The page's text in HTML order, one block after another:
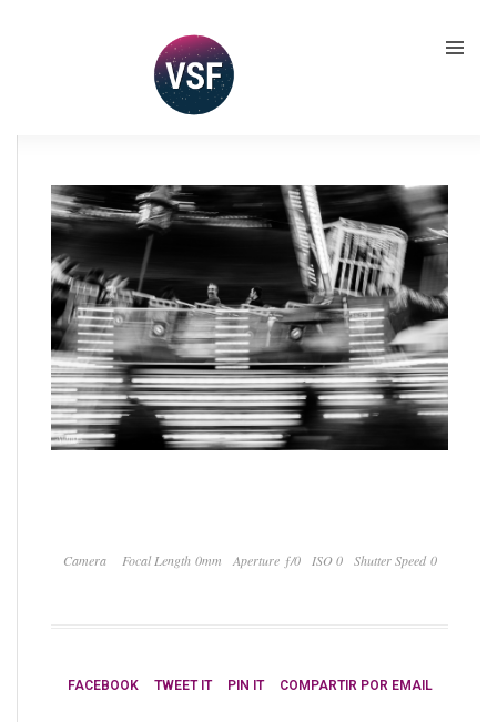
Camera Focal Length 0mm Aperture ƒ/0 ISO 0 Shutter Speed 0
FACEBOOK TWEET IT PIN IT COMPARTIR POR EMAIL